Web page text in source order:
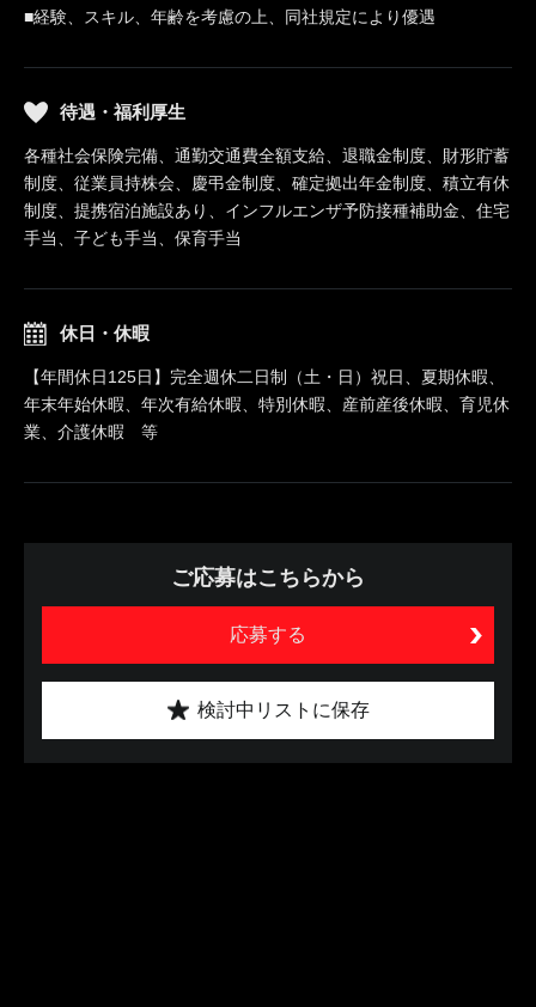
■経験、スキル、年齢を考慮の上、同社規定により優遇
待遇・福利厚生
各種社会保険完備、通勤交通費全額支給、退職金制度、財形貯蓄
制度、従業員持株会、慶弔金制度、確定拠出年金制度、積立有休
制度、提携宿泊施設あり、インフルエンザ予防接種補助金、住宅
手当、子ども手当、保育手当
休日・休暇
【年間休日125日】完全週休二日制（土・日）祝日、夏期休暇、
年末年始休暇、年次有給休暇、特別休暇、産前産後休暇、育児休
業、介護休暇 等
ご応募はこちらから
応募する
検討中リストに保存